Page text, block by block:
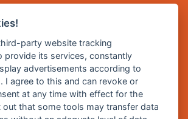
Mail:
Webseite der Stadt Burghausen:
www.burghausen.de
party website tracking
provide its services, constantly
advertisements according to
I agree to this and can revoke or
at any time with effect for the
out that some tools may transfer data